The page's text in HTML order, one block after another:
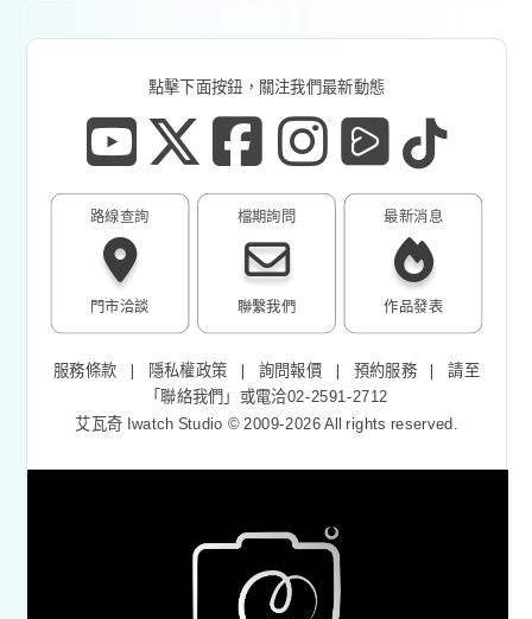
點擊下面按鈕，關注我們最新動態
路線查詢
門市洽談
最新消息
作品發表
檔期詢問
聯繫我們
服務條款 ❘ 隱私權政策 ❘詢問報價 ❘預約服務 ❘請至
「聯絡我們 」或電洽02-2591-2712
艾瓦奇 Iwatch Studio © 2009-2026 All rights reserved.